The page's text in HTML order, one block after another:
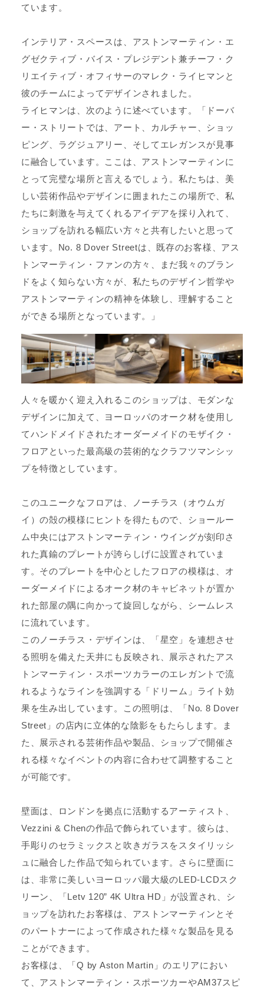
ています。
インテリア・スペースは、アストンマーティン・エ
グゼクティブ・バイス・プレジデント兼チーフ・ク
リエイティブ・オフィサーのマレク・ライヒマンと
彼のチームによってデザインされました。
ライヒマンは、次のように述べています。「ドーバ
ー・ストリートでは、アート、カルチャー、ショッ
ピング、ラグジュアリー、そしてエレガンスが見事
に融合しています。ここは、アストンマーティンに
とって完璧な場所と言えるでしょう。私たちは、美
しい芸術作品やデザインに囲まれたこの場所で、私
たちに刺激を与えてくれるアイデアを採り入れて、
ショップを訪れる幅広い方々と共有したいと思って
います。No. 8 Dover Streetは、既存のお客様、アス
トンマーティン・ファンの方々、まだ我々のブラン
ドをよく知らない方々が、私たちのデザイン哲学や
アストンマーティンの精神を体験し、理解すること
ができる場所となっています。」
人々を暖かく迎え入れるこのショップは、モダンな
デザインに加えて、ヨーロッパのオーク材を使用し
てハンドメイドされたオーダーメイドのモザイク・
フロアといった最高級の芸術的なクラフツマンシッ
プを特徴としています。
このユニークなフロアは、ノーチラス（オウムガ
イ）の殻の模様にヒントを得たもので、ショールー
ム中央にはアストンマーティン・ウイングが刻印さ
れた真鍮のプレートが誇らしげに設置されていま
す。そのプレートを中心としたフロアの模様は、オ
ーダーメイドによるオーク材のキャビネットが置か
れた部屋の隅に向かって旋回しながら、シームレス
に流れています。
このノーチラス・デザインは、「星空」を連想させ
る照明を備えた天井にも反映され、展示されたアス
トンマーティン・スポーツカラーのエレガントで流
れるようなラインを強調する「ドリーム」ライト効
果を生み出しています。この照明は、「No. 8 Dover
Street」の店内に立体的な陰影をもたらします。ま
た、展示される芸術作品や製品、ショップで開催さ
れる様々なイベントの内容に合わせて調整すること
が可能です。
壁面は、ロンドンを拠点に活動するアーティスト、
Vezzini & Chenの作品で飾られています。彼らは、
手彫りのセラミックスと吹きガラスをスタイリッシ
ュに融合した作品で知られています。さらに壁面に
は、非常に美しいヨーロッパ最大級のLED-LCDスク
リーン、「Letv 120” 4K Ultra HD」が設置され、シ
ョップを訪れたお客様は、アストンマーティンとそ
のパートナーによって作成された様々な製品を見る
ことができます。
お客様は、「Q by Aston Martin」のエリアにおい
て、アストンマーティン・スポーツカーやAM37スピ